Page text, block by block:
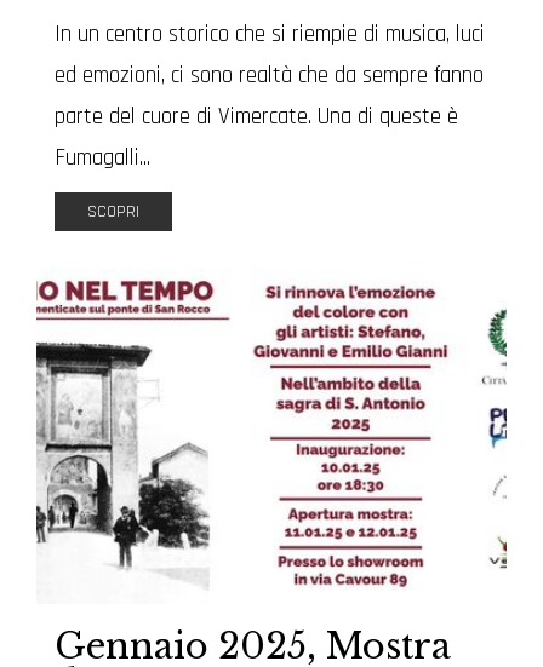
In un centro storico che si riempie di musica, luci
ed emozioni, ci sono realtà che da sempre fanno
parte del cuore di Vimercate. Una di queste è
Fumagalli...
SCOPRI
Gennaio 2025, Mostra